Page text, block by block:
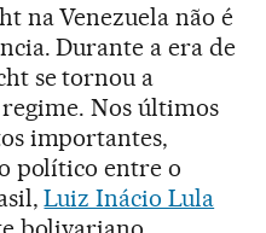
na Venezuela não é
Durante a era de
se tornou a
Nos últimos
importantes,
político entre o
Luiz Inácio Lula